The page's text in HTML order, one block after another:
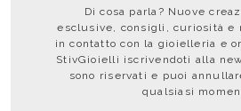
Di cosa parla? Nuove
esclusive, consigli, curiosità e
in contatto con la gioielleria e
StivGioielli iscrivendoti alla
sono riservati e puoi
qualsiasi